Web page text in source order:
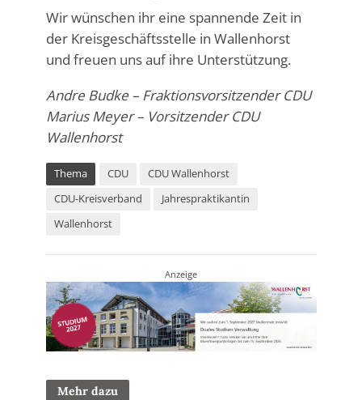
Wir wünschen ihr eine spannende Zeit in
der Kreisgeschäftsstelle in Wallenhorst
und freuen uns auf ihre Unterstützung.
Andre Budke – Fraktionsvorsitzender CDU
Marius Meyer – Vorsitzender CDU
Wallenhorst
Thema CDU
CDU Wallenhorst
CDU-Kreisverband
Jahrespraktikantin
Wallenhorst
Anzeige
Mehr dazu